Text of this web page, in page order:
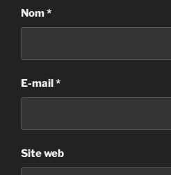
Nom*
E-mail*
Site web